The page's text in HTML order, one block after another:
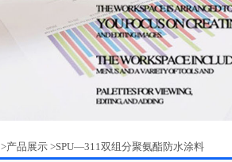
>产品展示 >SPU—311双组分聚氨酯防水涂料